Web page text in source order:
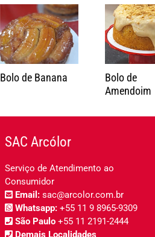
Bolo de Banana
Bolo de
Amendoim
SAC Arcólor
Serviço de Atendimento ao
Consumidor
Email: sac@arcolor.com.br
Whatsapp: +55 11 9 8965-9309
São Paulo +55 11 2191-2444
Demais Localidades